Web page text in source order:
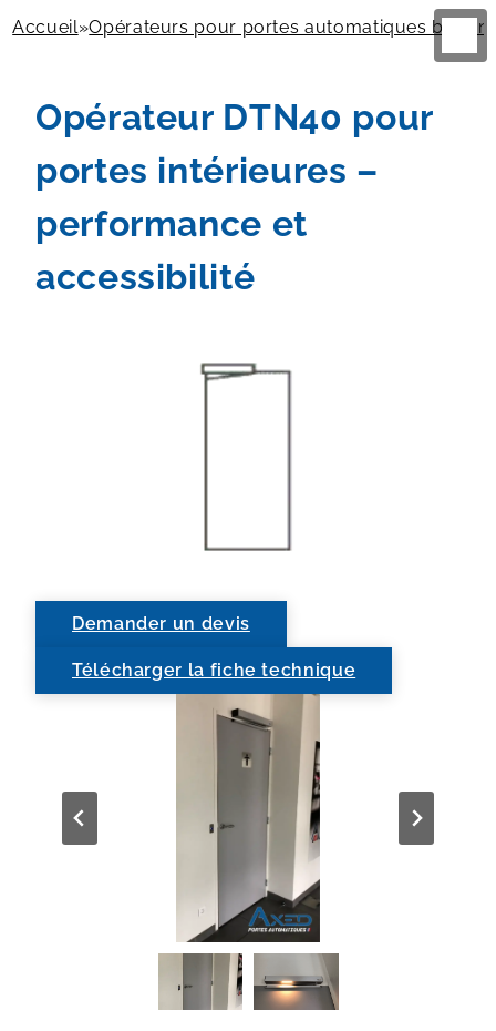
Accueil»Opérateurs pour portes automatiques
Opérateur DTN40 pour
portes intérieures –
performance et
accessibilité
Demander un devis
Télécharger la fiche technique